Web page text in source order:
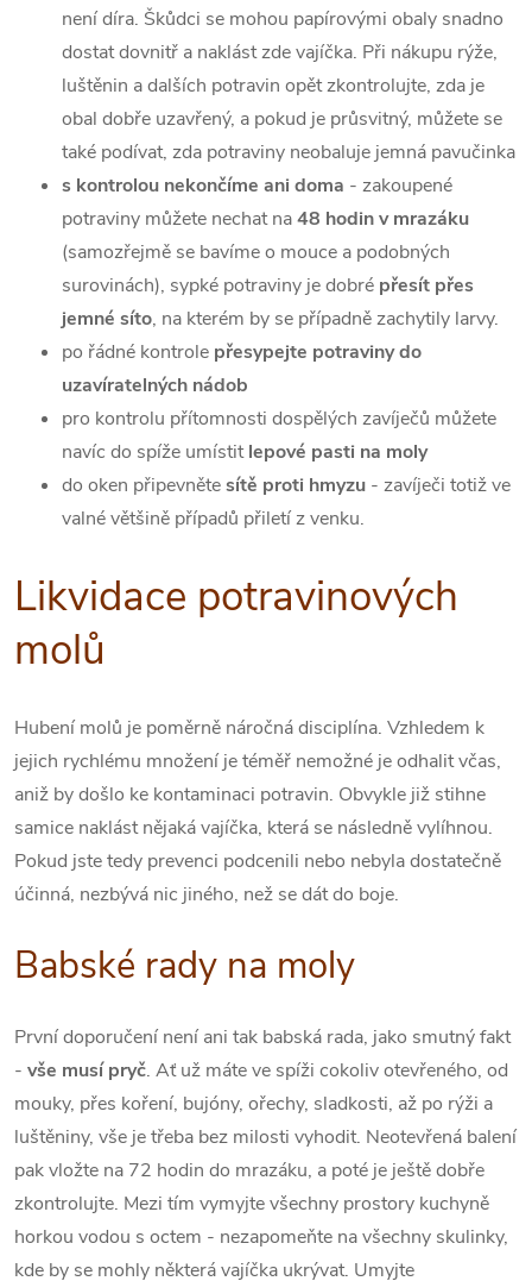
není díra. Škůdci se mohou papírovými obaly snadno
dostat dovnitř a naklást zde vajíčka. Při nákupu rýže,
luštěnin a dalších potravin opět zkontrolujte, zda je
obal dobře uzavřený, a pokud je průsvitný, můžete se
také podívat, zda potraviny neobaluje jemná pavučinka
s kontrolou nekončíme ani doma - zakoupené
potraviny můžete nechat na48 hodin v mrazáku
(samozřejmě se bavíme o mouce a podobných
surovinách), sypké potraviny je dobré přesít přes
jemné síto, na kterém by se případně zachytily larvy.
po řádné kontrole přesypejte potraviny do
uzavíratelných nádob
pro kontrolu přítomnosti dospělých zavíječů můžete
navíc do spíže umístitlepové pasti na moly
do oken připevnětesítě proti hmyzu - zavíječi totiž ve
valné většině případů přiletí z venku.
Likvidace potravinových
molů
Hubení molů je poměrně náročná disciplína. Vzhledem k
jejich rychlému množení je téměř nemožné je odhalit včas,
aniž by došlo ke kontaminaci potravin. Obvykle již stihne
samice naklást nějaká vajíčka, která se následně vylíhnou.
Pokud jste tedy prevenci podcenili nebo nebyla dostatečně
účinná, nezbývá nic jiného, než se dát do boje.
Babské rady na moly
První doporučení není ani tak babská rada, jako smutný fakt
- vše musí pryč. Ať už máte ve spíži cokoliv otevřeného, od
mouky, přes koření, bujóny, ořechy, sladkosti, až po rýži a
luštěniny, vše je třeba bez milosti vyhodit. Neotevřená balení
pak vložte na 72 hodin do mrazáku, a poté je ještě dobře
zkontrolujte. Mezi tím vymyjte všechny prostory kuchyně
horkou vodou s octem - nezapomeňte na všechny skulinky,
kde by se mohly některá vajíčka ukrývat. Umyjte